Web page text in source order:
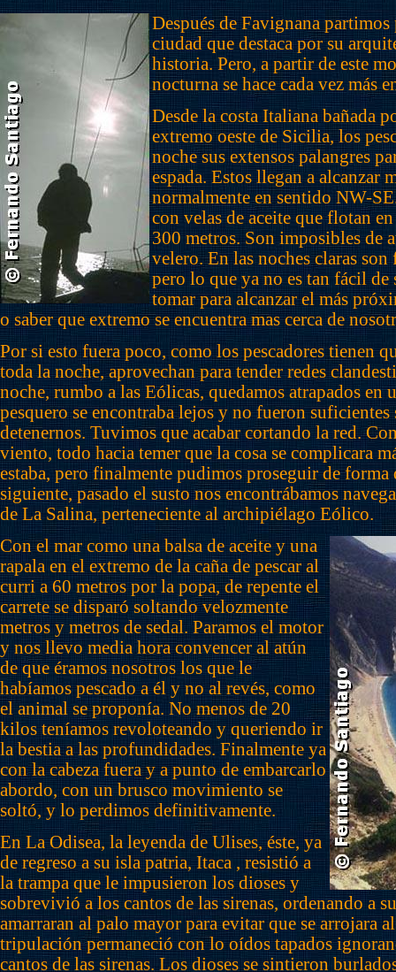
Después de Favignana partimos
ciudad que destaca por su
historia. Pero, a partir de este
nocturna se hace cada vez más
Desde la costa Italiana bañada
extremo oeste de Sicilia, los
noche sus extensos palangres
espada. Estos llegan a alcanzar
normalmente en sentido NW-
con velas de aceite que flotan
300 metros. Son imposibles de
velero. En las noches claras
pero lo que ya no es tan fácil de
tomar para alcanzar el más
o saber que extremo se encuentra mas cerca de
Por si esto fuera poco, como los pescadores tienen
toda la noche, aprovechan para tender redes
noche, rumbo a las Eólicas, quedamos atrapados en
pesquero se encontraba lejos y no fueron suficientes
detenernos. Tuvimos que acabar cortando la red.
viento, todo hacia temer que la cosa se complicara
estaba, pero finalmente pudimos proseguir de forma
siguiente, pasado el susto nos encontrábamos
de La Salina, perteneciente al archipiélago Eólico.
Con el mar como una balsa de aceite y una
rapala en el extremo de la caña de pescar al
curri a 60 metros por la popa, de repente el
carrete se disparó soltando velozmente
metros y metros de sedal. Paramos el motor
y nos llevo media hora convencer al atún
de que éramos nosotros los que le
habíamos pescado a él y no al revés, como
el animal se proponía. No menos de 20
kilos teníamos revoloteando y queriendo ir
la bestia a las profundidades. Finalmente ya
con la cabeza fuera y a punto de embarcarlo
abordo, con un brusco movimiento se
soltó, y lo perdimos definitivamente.
En La Odisea, la leyenda de Ulises, éste, ya
de regreso a su isla patria, Itaca , resistió a
la trampa que le impusieron los dioses y
sobrevivió a los cantos de las sirenas, ordenando a
amarraran al palo mayor para evitar que se arrojara
tripulación permaneció con lo oídos tapados
cantos de las sirenas. Los dioses se sintieron